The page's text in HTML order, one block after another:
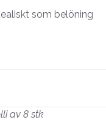
som belöning
av 8 stk